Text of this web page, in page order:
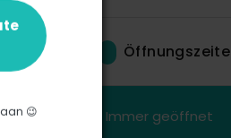
Immer geöffnet
😉